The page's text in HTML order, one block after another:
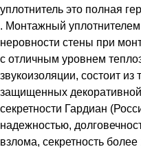
уплотнитель это полная
. Монтажный
неровности стены при
с отличным уровнем
звукоизоляции, состоит
защищенных
секретности Гардиан
надежностью,
взлома, cекретность